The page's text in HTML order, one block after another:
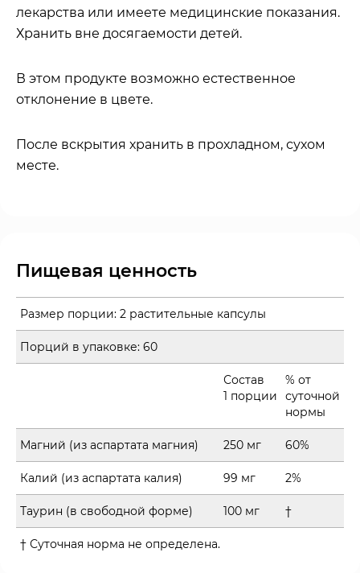
лекарства или имеете медицинские показания.
Хранить вне досягаемости детей.
В этом продукте возможно естественное
отклонение в цвете.
После вскрытия хранить в прохладном, сухом
месте.
Пищевая ценность
Размер порции: 2 растительные капсулы
Порций в упаковке: 60
Состав
1 порции
% от
суточной
нормы
Магний (из аспартата магния) 250 мг 60%
Калий (из аспартата калия) 99 мг 2%
Таурин (в свободной форме) 100 мг †
† Суточная норма не определена.